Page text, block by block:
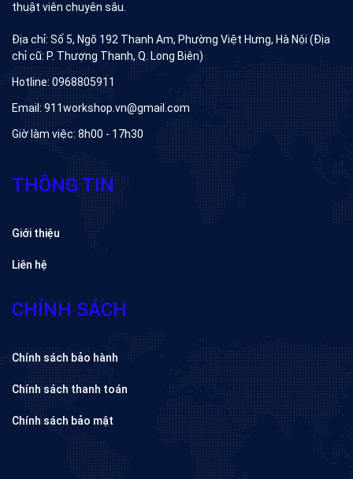
thuật viên chuyên sâu.
Địa chỉ: Số 5, Ngõ 192 Thanh Am, Phường Việt Hưng, Hà Nội (Địa
chỉ cũ: P. Thượng Thanh, Q. Long Biên)
Hotline: 0968805911
Email: 911workshop.vn@gmail.com
Giờ làm việc: 8h00 - 17h30
THÔNG TIN
Giới thiệu
Liên hệ
CHÍNH SÁCH
Chính sách bảo hành
Chính sách thanh toán
Chính sách bảo mật